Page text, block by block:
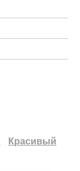
Красивый